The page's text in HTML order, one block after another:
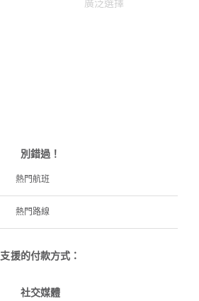
別錯過！
熱門航班
熱門路線
支援的付款方式：
社交媒體